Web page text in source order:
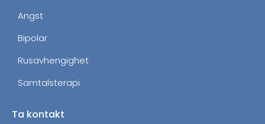
Angst
Bipolar
Rusavhengighet
Samtalsterapi
Ta kontakt